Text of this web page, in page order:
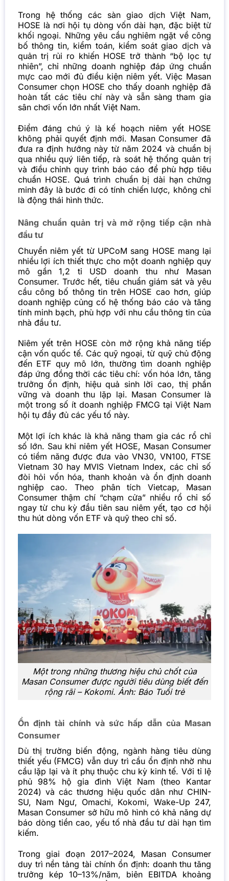
Trong hệ thống các sàn giao dịch Việt Nam,
HOSE là nơi hội tụ dòng vốn dài hạn, đặc biệt từ
khối ngoại. Những yêu cầu nghiêm ngặt về công
bố thông tin, kiểm toán, kiểm soát giao dịch và
quản trị rủi ro khiến HOSE trở thành “bộ lọc tự
nhiên”, chỉ những doanh nghiệp đáp ứng chuẩn
mực cao mới đủ điều kiện niêm yết. Việc Masan
Consumer chọn HOSE cho thấy doanh nghiệp đã
hoàn tất các tiêu chí này và sẵn sàng tham gia
sân chơi vốn lớn nhất Việt Nam.
Điểm đáng chú ý là kế hoạch niêm yết HOSE
không phải quyết định mới. Masan Consumer đã
đưa ra định hướng này từ năm 2024 và chuẩn bị
qua nhiều quý liên tiếp, rà soát hệ thống quản trị
và điều chỉnh quy trình báo cáo để phù hợp tiêu
chuẩn HOSE. Quá trình chuẩn bị dài hạn chứng
minh đây là bước đi có tính chiến lược, không chỉ
là động thái hình thức.
Nâng chuẩn quản trị và mở rộng tiếp cận nhà
đầu tư
Chuyển niêm yết từ UPCoM sang HOSE mang lại
nhiều lợi ích thiết thực cho một doanh nghiệp quy
mô gần 1,2 tỉ USD doanh thu như Masan
Consumer. Trước hết, tiêu chuẩn giám sát và yêu
cầu công bố thông tin trên HOSE cao hơn, giúp
doanh nghiệp củng cố hệ thống báo cáo và tăng
tính minh bạch, phù hợp với nhu cầu thông tin của
nhà đầu tư.
Niêm yết trên HOSE còn mở rộng khả năng tiếp
cận vốn quốc tế. Các quỹ ngoại, từ quỹ chủ động
đến ETF quy mô lớn, thường tìm doanh nghiệp
đáp ứng đồng thời các tiêu chí: vốn hóa lớn, tăng
trưởng ổn định, hiệu quả sinh lời cao, thị phần
vững và doanh thu lặp lại. Masan Consumer là
một trong số ít doanh nghiệp FMCG tại Việt Nam
hội tụ đầy đủ các yếu tố này.
Một lợi ích khác là khả năng tham gia các rổ chỉ
số lớn. Sau khi niêm yết HOSE, Masan Consumer
có tiềm năng được đưa vào VN30, VN100, FTSE
Vietnam 30 hay MVIS Vietnam Index, các chỉ số
đòi hỏi vốn hóa, thanh khoản và ổn định doanh
nghiệp cao. Theo phân tích Vietcap, Masan
Consumer thậm chí “chạm cửa” nhiều rổ chỉ số
ngay từ chu kỳ đầu tiên sau niêm yết, tạo cơ hội
thu hút dòng vốn ETF và quỹ theo chỉ số.
Một trong những thương hiệu chủ chốt của
Masan Consumer được người tiêu dùng biết đến
rộng rãi – Kokomi. Ảnh: Báo Tuổi trẻ
Ổn định tài chính và sức hấp dẫn của Masan
Consumer
Dù thị trường biến động, ngành hàng tiêu dùng
thiết yếu (FMCG) vẫn duy trì cầu ổn định nhờ nhu
cầu lặp lại và ít phụ thuộc chu kỳ kinh tế. Với tỉ lệ
phủ 98% hộ gia đình Việt Nam (theo Kantar
2024) và các thương hiệu quốc dân như CHIN-
SU, Nam Ngư, Omachi, Kokomi, Wake-Up 247,
Masan Consumer sở hữu mô hình có khả năng dự
báo dòng tiền cao, yếu tố nhà đầu tư dài hạn tìm
kiếm.
Trong giai đoạn 2017–2024, Masan Consumer
duy trì nền tảng tài chính ổn định: doanh thu tăng
trưởng kép 10–13%/năm, biên EBITDA khoảng